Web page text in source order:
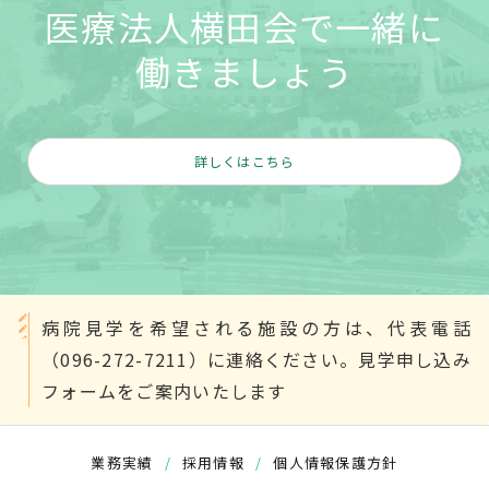
医療法人横田会で一緒に
働きましょう
詳しくはこちら
病院見学を希望される施設の方は、代表電話
（096-272-7211）に連絡ください。見学申し込み
フォームをご案内いたします
業務実績 / 採用情報 / 個人情報保護方針